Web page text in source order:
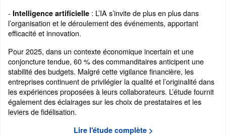
- Intelligence artificielle : L’IA s’invite de plus en plus dans
l’organisation et le déroulement des événements, apportant
efficacité et innovation.
Pour 2025, dans un contexte économique incertain et une
conjoncture tendue, 60 % des commanditaires anticipent une
stabilité des budgets. Malgré cette vigilance financière, les
entreprises continuent de privilégier la qualité et l’originalité dans
les expériences proposées à leurs collaborateurs. L’étude fournit
également des éclairages sur les choix de prestataires et les
leviers de fidélisation.
Lire l'étude complète >